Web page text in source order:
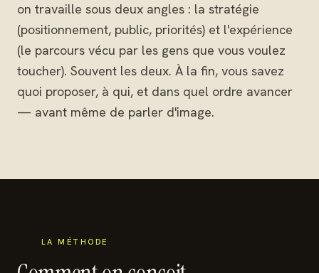
on travaille sous deux angles : la stratégie
(positionnement, public, priorités) et l'expérience
(le parcours vécu par les gens que vous voulez
toucher). Souvent les deux. À la fin, vous savez
quoi proposer, à qui, et dans quel ordre avancer
— avant même de parler d'image.
LA MÉTHODE